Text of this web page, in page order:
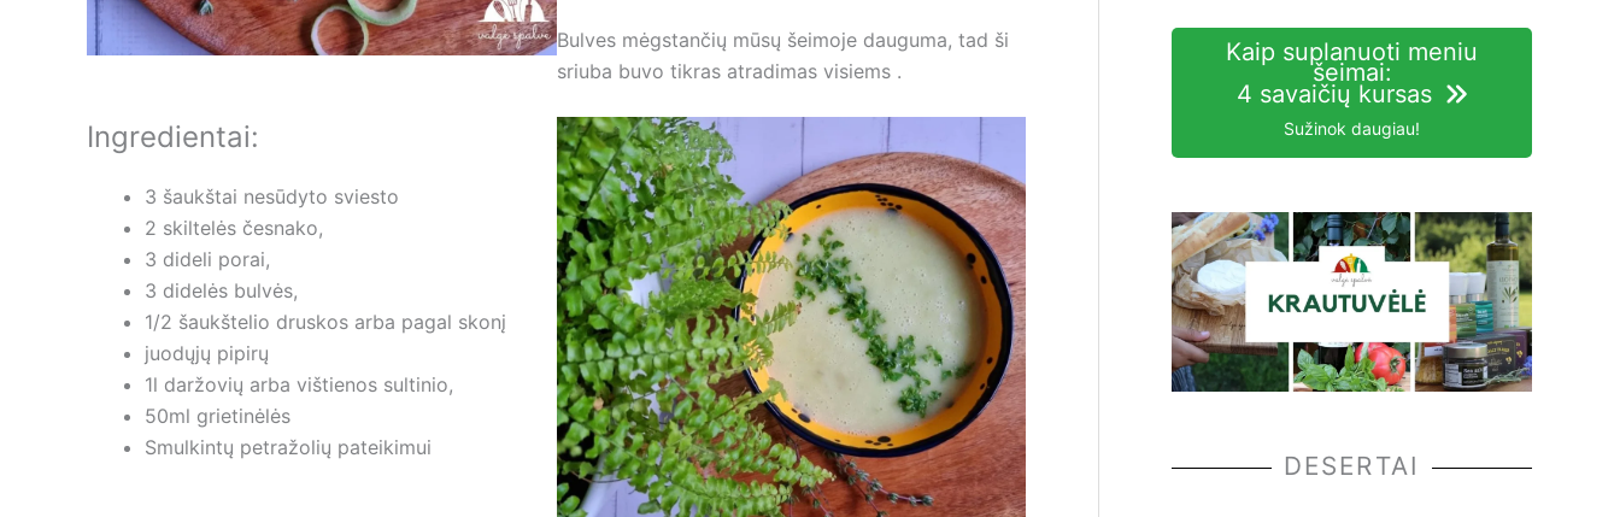
Bulves mėgstančių mūsų šeimoje dauguma, tad ši
sriuba buvo tikras atradimas visiems .
Ingredientai:
3 šaukštai nesūdyto sviesto
2 skiltelės česnako,
3 dideli porai,
3 didelės bulvės,
1/2 šaukštelio druskos arba pagal skonį
juodųjų pipirų
1l daržovių arba vištienos sultinio,
50ml grietinėlės
Smulkintų petražolių pateikimui
Kaip suplanuoti meniu
šeimai:
4 savaičių kursas
Sužinok daugiau!
DESERTAI